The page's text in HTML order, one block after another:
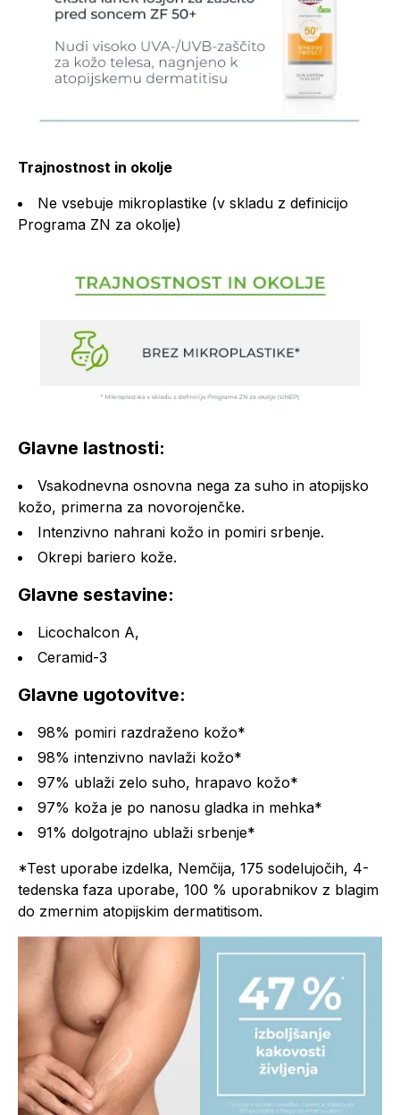
Trajnostnost in okolje
Ne vsebuje mikroplastike (v skladu z definicijo
Programa ZN za okolje)
Glavne lastnosti:
Vsakodnevna osnovna nega za suho in atopijsko
kožo, primerna za novorojenčke.
Intenzivno nahrani kožo in pomiri srbenje.
Okrepi bariero kože.
Glavne sestavine:
Licochalcon A,
Ceramid-3
Glavne ugotovitve:
98% pomiri razdraženo kožo*
98% intenzivno navlaži kožo*
97% ublaži zelo suho, hrapavo kožo*
97% koža je po nanosu gladka in mehka*
91% dolgotrajno ublaži srbenje*
*Test uporabe izdelka, Nemčija, 175 sodelujočih, 4-
tedenska faza uporabe, 100 % uporabnikov z blagim
do zmernim atopijskim dermatitisom.